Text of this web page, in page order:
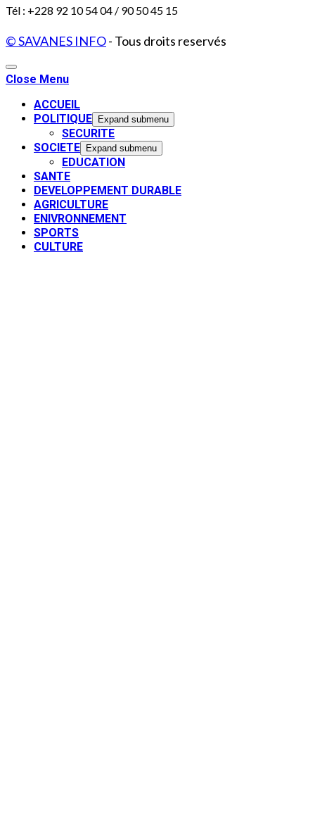
Tél : +228 92 10 54 04 / 90 50 45 15
© SAVANES INFO- Tous droits reservés
Close Menu
ACCUEIL
POLITIQUE
Expand submenu
SECURITE
SOCIETE
Expand submenu
EDUCATION
SANTE
DEVELOPPEMENT DURABLE
AGRICULTURE
ENIVRONNEMENT
SPORTS
CULTURE